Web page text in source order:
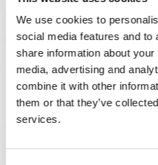
We use cookies to
social media features and to
share information about
media, advertising and
combine it with other
them or that they’ve
services.